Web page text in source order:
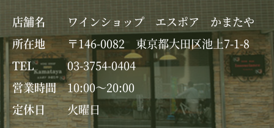
店舗名
ワインショップ エスポア かまたや
所在地
〒146-0082 東京都大田区池上7-1-8
TEL
03-3754-0404
営業時間
10:00～20:00
定休日
火曜日